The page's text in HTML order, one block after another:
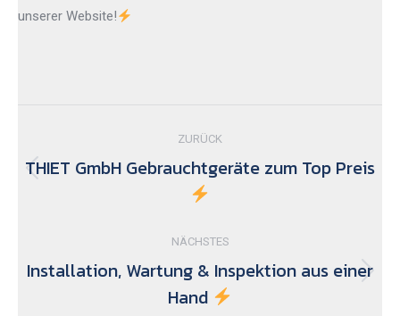
unserer Website!
ZURÜCK
Vorheriger
Beitrag:
THIET GmbH Gebrauchtgeräte zum Top Preis
NÄCHSTES
Nächster
Beitrag:
Installation, Wartung & Inspektion aus einer
Hand